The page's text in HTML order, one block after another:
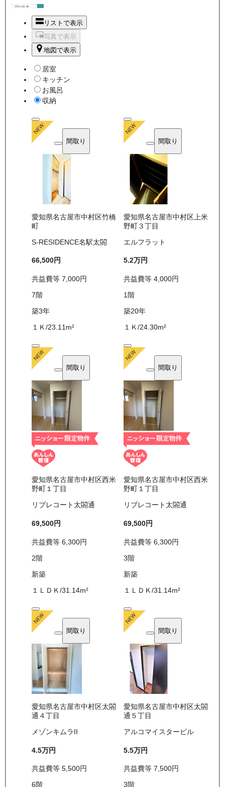
リストで表示
写真で表示
地図で表示
居室
キッチン
お風呂
収納
間取り
愛知県名古屋市中村区竹橋
町
S-RESIDENCE名駅太閤
66,500円
共益費等 7,000円
7階
築3年
１Ｋ /23.11 m²
間取り
愛知県名古屋市中村区上米
野町３丁目
エルフラット
5.2万円
共益費等4,000円
1 階
築20年
１Ｋ/24.30m²
間取り
愛知県名古屋市中村区西米
野町１丁目
リブレコート太閤通
69,500円
共益費等 6,300円
2階
新築
１ＬＤＫ /31.14m²
間取り
愛知県名古屋市中村区西米
野町１丁目
リブレコート太閤通
69,500円
共益費等6,300円
3階
新築
１ＬＤＫ/31.14m²
間取り
愛知県名古屋市中村区太閤
通４丁目
メゾンキムラII
4.5万円
共益費等 5,500円
6階
間取り
愛知県名古屋市中村区太閤
通５丁目
アルコマイスタービル
5.5万円
共益費等7,500円
3階